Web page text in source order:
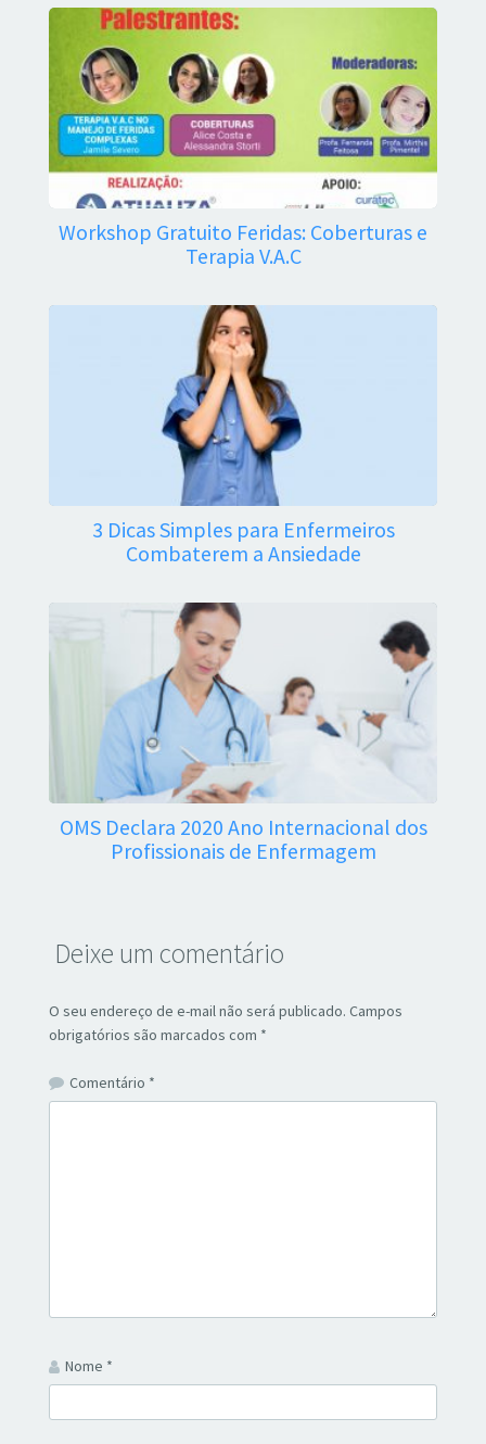
Workshop Gratuito Feridas: Coberturas e
Terapia V.A.C
3 Dicas Simples para Enfermeiros
Combaterem a Ansiedade
OMS Declara 2020 Ano Internacional dos
Profissionais de Enfermagem
Deixe um comentário
O seu endereço de e-mail não será publicado. Campos
obrigatórios são marcados com *
Comentário *
Nome *